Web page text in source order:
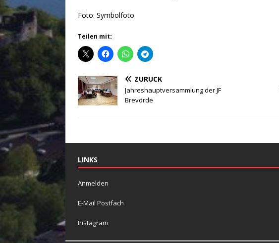
Foto: Symbolfoto
Teilen mit:
ZURÜCK
Jahreshauptversammlung der JF
Brevörde
LINKS
Anmelden
E-Mail Postfach
Instagram